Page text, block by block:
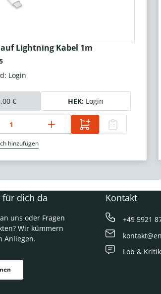
auf Lightning Kabel 1m
Login
€ HEK: Login
hinzufügen
dich da
uns oder Fragen
Wir kümmern
Anliegen.
Kontakt
+49 5921
Lob & Kritik